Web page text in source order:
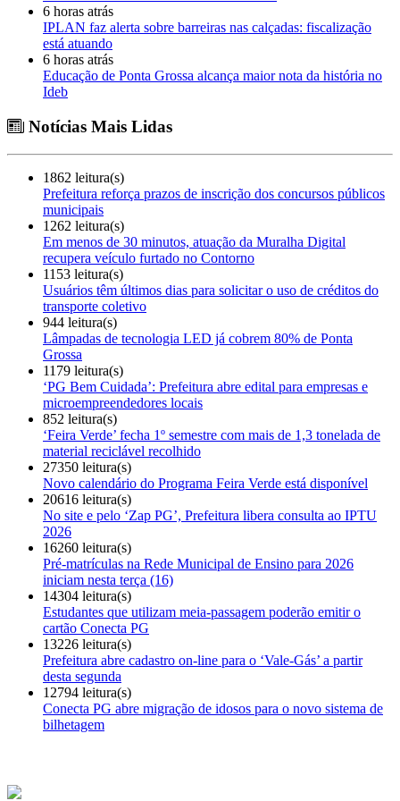
6 horas atrás
IPLAN faz alerta sobre barreiras nas calçadas: fiscalização
está atuando
6 horas atrás
Educação de Ponta Grossa alcança maior nota da história no
Ideb
Notícias Mais Lidas
1862 leitura(s)
Prefeitura reforça prazos de inscrição dos concursos públicos
municipais
1262 leitura(s)
Em menos de 30 minutos, atuação da Muralha Digital
recupera veículo furtado no Contorno
1153 leitura(s)
Usuários têm últimos dias para solicitar o uso de créditos do
transporte coletivo
944 leitura(s)
Lâmpadas de tecnologia LED já cobrem 80% de Ponta
Grossa
1179 leitura(s)
‘PG Bem Cuidada’: Prefeitura abre edital para empresas e
microempreendedores locais
852 leitura(s)
‘Feira Verde’ fecha 1º semestre com mais de 1,3 tonelada de
material reciclável recolhido
27350 leitura(s)
Novo calendário do Programa Feira Verde está disponível
20616 leitura(s)
No site e pelo ‘Zap PG’, Prefeitura libera consulta ao IPTU
2026
16260 leitura(s)
Pré-matrículas na Rede Municipal de Ensino para 2026
iniciam nesta terça (16)
14304 leitura(s)
Estudantes que utilizam meia-passagem poderão emitir o
cartão Conecta PG
13226 leitura(s)
Prefeitura abre cadastro on-line para o ‘Vale-Gás’ a partir
desta segunda
12794 leitura(s)
Conecta PG abre migração de idosos para o novo sistema de
bilhetagem